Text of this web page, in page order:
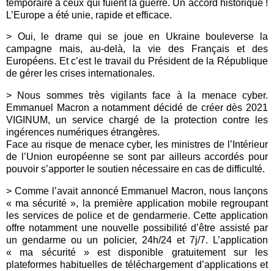
temporaire à ceux qui fuient la guerre. Un accord historique !
L’Europe a été unie, rapide et efficace.
> Oui, le drame qui se joue en Ukraine bouleverse la
campagne mais, au-delà, la vie des Français et des
Européens. Et c’est le travail du Président de la République
de gérer les crises internationales.
> Nous sommes très vigilants face à la menace cyber.
Emmanuel Macron a notamment décidé de créer dès 2021
VIGINUM, un service chargé de la protection contre les
ingérences numériques étrangères.
Face au risque de menace cyber, les ministres de l’Intérieur
de l’Union européenne se sont par ailleurs accordés pour
pouvoir s’apporter le soutien nécessaire en cas de difficulté.
> Comme l’avait annoncé Emmanuel Macron, nous lançons
« ma sécurité », la première application mobile regroupant
les services de police et de gendarmerie. Cette application
offre notamment une nouvelle possibilité d’être assisté par
un gendarme ou un policier, 24h/24 et 7j/7.
L’application
« ma sécurité » est disponible gratuitement sur les
plateformes habituelles de téléchargement d’applications et